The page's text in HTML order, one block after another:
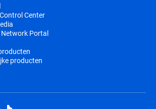
Center
Portal
producten